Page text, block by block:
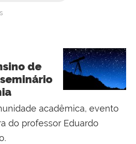
de
acadêmica, evento
do professor Eduardo